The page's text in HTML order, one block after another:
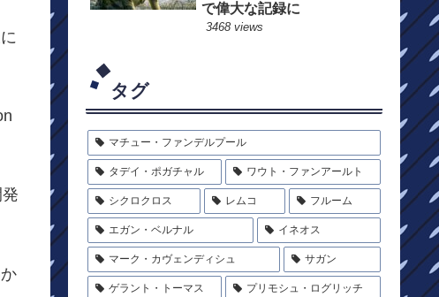
で偉大な記録に
3468 views
タグ
マチュー・ファンデルプール
タデイ・ポガチャル ワウト・ファンアールト
シクロクロス レムコ フルーム
エガン・ベルナル イネオス
マーク・カヴェンディシュ サガン
ゲラント・トーマス プリモシュ・ログリッチ